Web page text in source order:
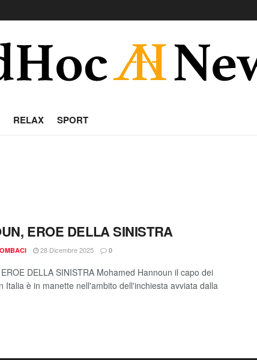
RELAX SPORT
EROE DELLA SINISTRA
28 Dicembre 2025 0
DELLA SINISTRA Mohamed Hannoun il capo dei
Italia è in manette nell'ambito dell'inchiesta avviata dalla